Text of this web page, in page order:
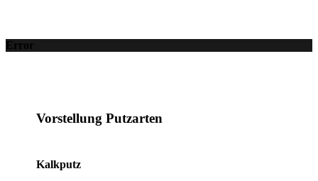
Error
Vorstellung Putzarten
Kalkputz